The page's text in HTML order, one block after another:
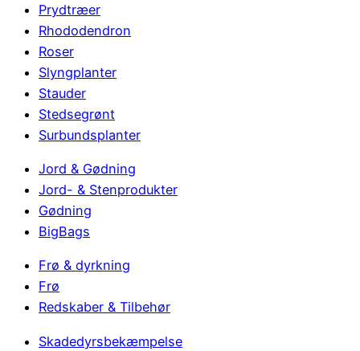
Prydtræer
Rhododendron
Roser
Slyngplanter
Stauder
Stedsegrønt
Surbundsplanter
Jord & Gødning
Jord- & Stenprodukter
Gødning
BigBags
Frø & dyrkning
Frø
Redskaber & Tilbehør
Skadedyrsbekæmpelse